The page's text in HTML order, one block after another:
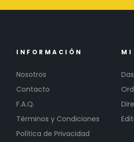
INFORMACIÓN
Nosotros
Contacto
F.A.Q.
Términos y Condiciones
Política de Privacidad
MI